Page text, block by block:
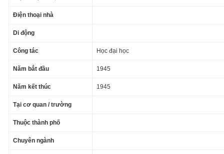
Điện thoại nhà
Di động
Công tác Học đại học
Năm bắt đầu 1945
Năm kết thúc 1945
Tại cơ quan / trường
Thuộc thành phố
Chuyên ngành